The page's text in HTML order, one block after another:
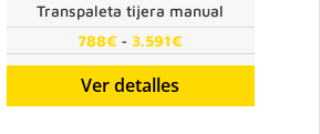
Transpaleta tijera manual
788€ - 3.591€
de
Ver detalles